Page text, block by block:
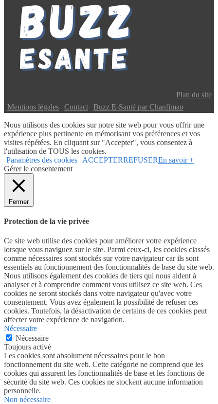
Plan du site
Mentions légales Contact Buzz E-Santé par Chanfimao
Nous utilisons des cookies sur notre site web pour vous offrir une
expérience plus pertinente en mémorisant vos préférences et vos
visites répétées. En cliquant sur "Accepter", vous consentez à
l'utilisation de TOUS les cookies.
Paramètres des cookies
ACCEPTERREFUSEREn savoir +
Gérer le consentement
Fermer
Protection de la vie privée
Ce site web utilise des cookies pour améliorer votre expérience
lorsque vous naviguez sur le site. Parmi ceux-ci, les cookies classés
comme nécessaires sont stockés sur votre navigateur car ils sont
essentiels au fonctionnement des fonctionnalités de base du site web.
Nous utilisons également des cookies de tiers qui nous aident à
analyser et à comprendre comment vous utilisez ce site web. Ces
cookies ne seront stockés dans votre navigateur qu'avec votre
consentement. Vous avez également la possibilité de refuser ces
cookies. Toutefois, la désactivation de certains de ces cookies peut
affecter votre expérience de navigation.
Nécessaire
Nécessaire
Toujours activé
Les cookies sont absolument nécessaires pour le bon
fonctionnement du site web. Cette catégorie ne comprend que les
cookies qui assurent les fonctionnalités de base et les fonctions de
sécurité du site web. Ces cookies ne stockent aucune information
personnelle.
Non nécessaire